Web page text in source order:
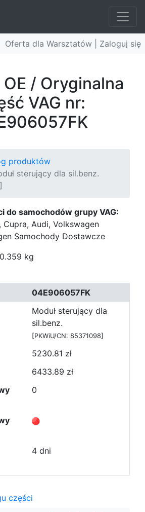
Oferta dla Warsztatów | Zaloguj się
/ Oryginalna
VAG nr:
produktów
sterujący dla sil.benz.
do samochodów grupy VAG:
Cupra, Audi, Volkswagen
Samochody Dostawcze
0.359 kg
04E906057FK
Moduł sterujący dla
sil.benz.
[PKWiU/CN: 85371098]
5230.81 zł
6433.89 zł
0
4 dni
części